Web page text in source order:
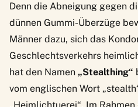
Denn die Abneigung gegen
dünnen Gummi-Überzüge
Männer dazu, sich das
Geschlechtsverkehrs
hat den Namen „Stealthing“
vom englischen Wort